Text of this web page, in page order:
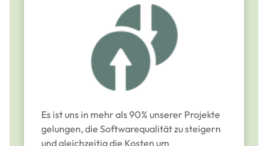
Es ist uns in mehr als 90% unserer Projekte
gelungen, die Softwarequalität zu steigern
und gleichzeitig die Kosten um